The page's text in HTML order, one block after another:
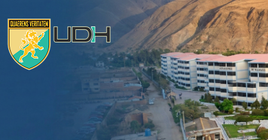
Factores de riesgo asociados a
Valdizan Huánuco 2018